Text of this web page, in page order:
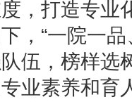
，打造专业
，“一院一
伍，榜样选
业素养和育